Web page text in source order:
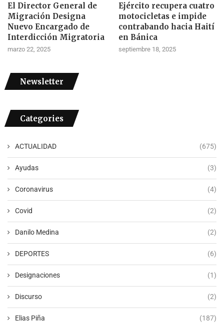
El Director General de
Migración Designa
Nuevo Encargado de
Interdicción Migratoria
marzo 22, 2025
Ejército recupera cuatro
motocicletas e impide
contrabando hacia Haití
en Bánica
septiembre 18, 2025
Newsletter
Categories
ACTUALIDAD (675)
Ayudas (3)
Coronavirus (4)
Covid (2)
Danilo Medina (2)
DEPORTES (6)
Designaciones (1)
Discurso (2)
Elias Piña (187)